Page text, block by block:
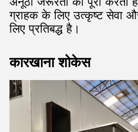
ग्राहक के लिए उत्कृष्ट सेवा
लिए प्रतिबद्ध है।
कारखाना शोकेस